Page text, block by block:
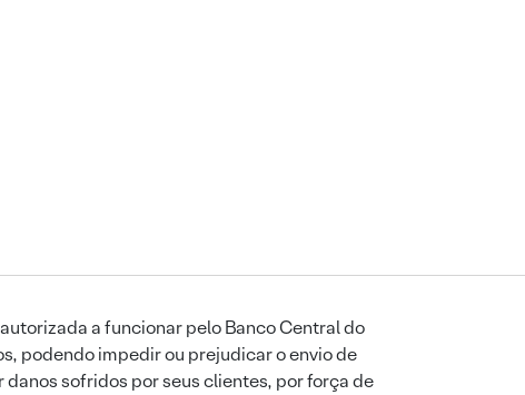
a funcionar pelo Banco Central do
podendo impedir ou prejudicar o envio de
sofridos por seus clientes, por força de